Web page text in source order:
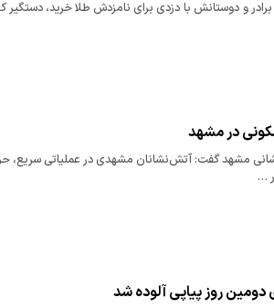
و دوستانش با دزدی برای نامزدش طلا خرید، دستگیر
در مشهد
مشهد گفت: آتش‌نشانان مشهدی در عملیاتی سریع،
…
روز پیاپی آلوده شد